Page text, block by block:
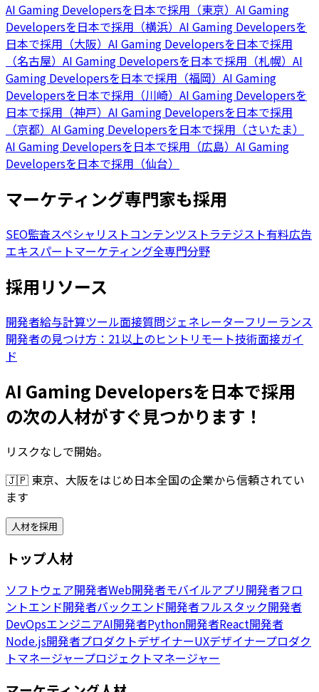
AI Gaming Developersを日本で採用（東京） AI Gaming
Developersを日本で採用（横浜） AI Gaming Developersを
日本で採用（大阪） AI Gaming Developersを日本で採用
（名古屋） AI Gaming Developersを日本で採用（札幌） AI
Gaming Developersを日本で採用（福岡） AI Gaming
Developersを日本で採用（川崎） AI Gaming Developersを
日本で採用（神戸） AI Gaming Developersを日本で採用
（京都） AI Gaming Developersを日本で採用（さいたま）
AI Gaming Developersを日本で採用（広島） AI Gaming
Developersを日本で採用（仙台）
マーケティング専門家も採用
SEO監査スペシャリストコンテンツストラテジスト有料広告
エキスパートマーケティング全専門分野
採用リソース
開発者給与計算ツール面接質問ジェネレーターフリーランス
開発者の見つけ方：21以上のヒント リモート技術面接ガイ
ド
AI Gaming Developersを日本で採用
の次の人材がすぐ見つかります！
リスクなしで開始。
🇯🇵 東京、大阪をはじめ日本全国の企業から信頼されてい
ます
人材を採用
トップ人材
ソフトウェア開発者Web開発者モバイルアプリ開発者フロ
ントエンド開発者バックエンド開発者フルスタック開発者
DevOpsエンジニアAI開発者Python開発者React開発者
Node.js開発者プロダクトデザイナーUXデザイナープロダク
トマネージャープロジェクトマネージャー